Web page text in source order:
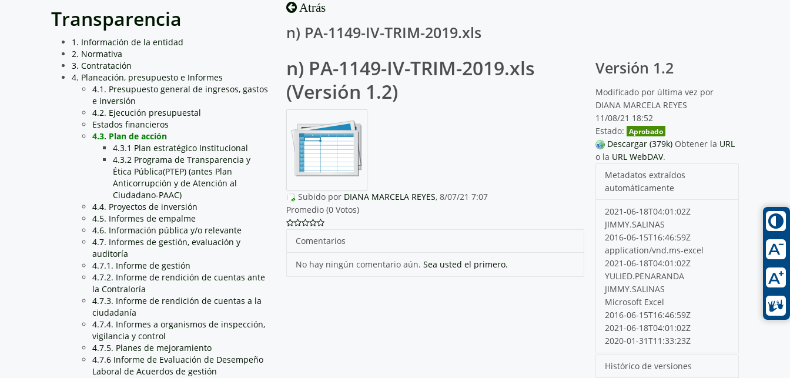
Transparencia
1. Información de la entidad
2. Normativa
3. Contratación
4. Planeación, presupuesto e Informes
4.1. Presupuesto general de ingresos, gastos
e inversión
4.2. Ejecución presupuestal
Estados financieros
4.3. Plan de acción
4.3.1 Plan estratégico Institucional
4.3.2 Programa de Transparencia y
Ética Pública(PTEP) (antes Plan
Anticorrupción y de Atención al
Ciudadano-PAAC)
4.4. Proyectos de inversión
4.5. Informes de empalme
4.6. Información pública y/o relevante
4.7. Informes de gestión, evaluación y
auditoría
4.7.1. Informe de gestión
4.7.2. Informe de rendición de cuentas ante
la Contraloría
4.7.3. Informe de rendición de cuentas a la
ciudadanía
4.7.4. Informes a organismos de inspección,
vigilancia y control
4.7.5. Planes de mejoramiento
4.7.6 Informe de Evaluación de Desempeño
Laboral de Acuerdos de gestión
Atrás
n) PA-1149-IV-TRIM-2019.xls
n) PA-1149-IV-TRIM-2019.xls
(Versión 1.2)
Subido por DIANA MARCELA REYES, 8/07/21 7:07
Promedio (0 Votos)
Comentarios
No hay ningún comentario aún. Sea usted el primero.
Versión 1.2
Modificado por última vez por
DIANA MARCELA REYES
11/08/21 18:52
Estado: Aprobado
Descargar (379k) Obtener la URL
o la URL WebDAV.
Metadatos extraídos
automáticamente
2021-06-18T04:01:02Z
JIMMY.SALINAS
2016-06-15T16:46:59Z
application/vnd.ms-excel
2021-06-18T04:01:02Z
YULIED.PENARANDA
JIMMY.SALINAS
Microsoft Excel
2016-06-15T16:46:59Z
2021-06-18T04:01:02Z
2020-01-31T11:33:23Z
Histórico de versiones